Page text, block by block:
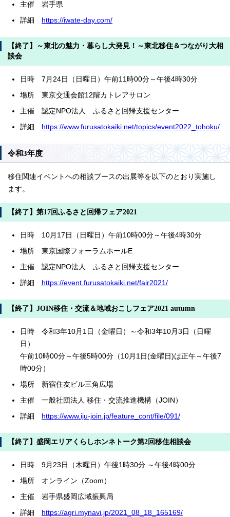
主催 岩手県
詳細 https://iwate-day.com/
【終了】～東北の魅力・暮らし大発見！～東北移住＆つながり大相
談会
日時 7月24日（日曜日）午前11時00分～午後4時30分
場所 東京交通会館12階カトレアサロン
主催 認定NPO法人 ふるさと回帰支援センター
詳細 https://www.furusatokaiki.net/topics/event2022_tohoku/
令和3年度
移住関連イベントへの相談ブースの出展等を以下のとおり実施し
ます。
【終了】第17回ふるさと回帰フェア2021
日時 10月17日（日曜日）午前10時00分～午後4時30分
場所 東京国際フォーラムホールE
主催 認定NPO法人 ふるさと回帰支援センター
詳細 https://event.furusatokaiki.net/fair2021/
【終了】JOIN移住・交流＆地域おこしフェア2021 autumn
日時 令和3年10月1日（金曜日）～令和3年10月3日（日曜
日）
午前10時00分～午後5時00分（10月1日(金曜日)は正午～午後7
時00分）
場所 新宿住友ビル三角広場
主催 一般社団法人 移住・交流推進機構（JOIN）
詳細 https://www.iju-join.jp/feature_cont/file/091/
【終了】盛岡エリアくらしホンネトーク第2回移住相談会
日時 9月23日（木曜日）午後1時30分 ～午後4時00分
場所 オンライン（Zoom）
主催 岩手県盛岡広域振興局
詳細 https://agri.mynavi.jp/2021_08_18_165169/